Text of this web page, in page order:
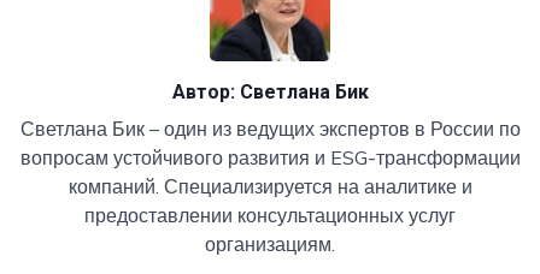
Автор: Светлана Бик
Светлана Бик – один из ведущих экспертов в России по
вопросам устойчивого развития и ESG-трансформации
компаний. Специализируется на аналитике и
предоставлении консультационных услуг
организациям.